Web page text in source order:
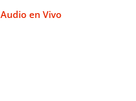
Audio en Vivo